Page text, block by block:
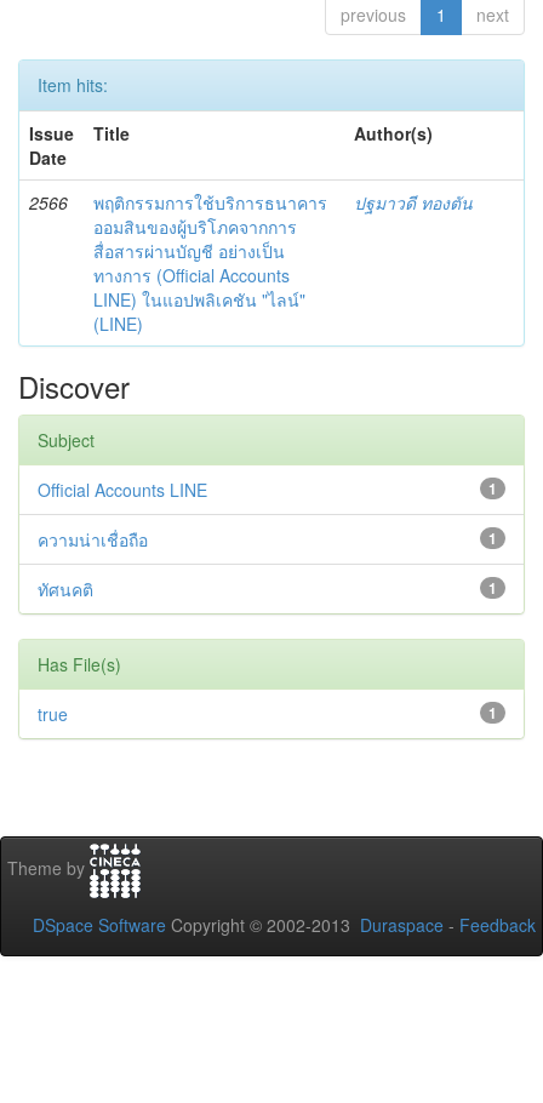
previous 1 next
Item hits:
Issue
Date
Title Author(s)
2566
พฤติกรรมการใช้บริการธนาคาร
ออมสินของผู้บริโภคจากการ
สื่อสารผ่านบัญชี อย่างเป็น
ทางการ (Official Accounts
LINE) ในแอปพลิเคชัน "ไลน์"
(LINE)
ปฐมาวดี ทองตัน
Discover
Subject
1
Official Accounts LINE
1
ความน่าเชื่อถือ
1
ทัศนคติ
Has File(s)
1
true
Theme by
DSpace Software Copyright © 2002-2013 Duraspace - Feedback